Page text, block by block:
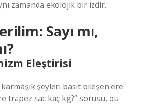
zamanda ekolojik bir izdir.
Sayı mı,
Eleştirisi
şeyleri basit bileşenlere
trapez sac kaç kg?” sorusu, bu